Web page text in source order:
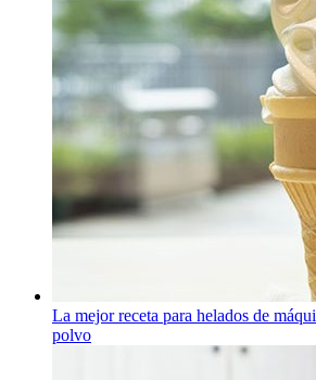
La mejor receta para helados de
polvo